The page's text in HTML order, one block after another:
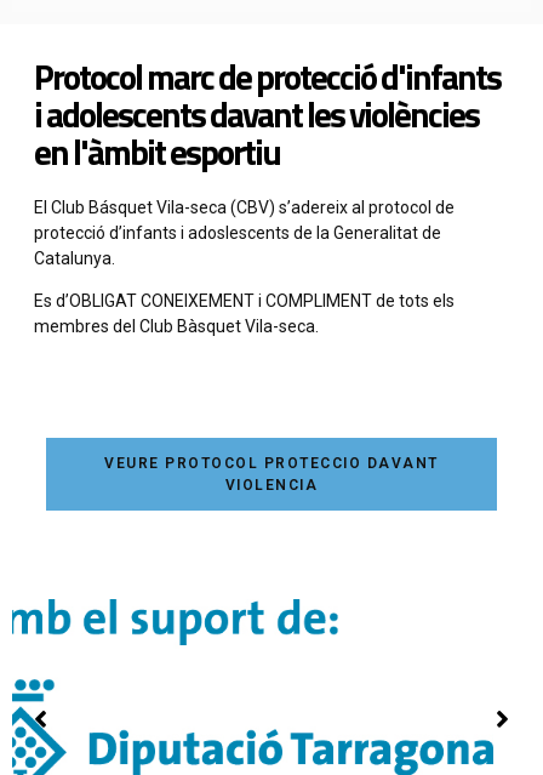
Protocol marc de protecció d'infants
i adolescents davant les violències
en l'àmbit esportiu
El Club Básquet Vila-seca (CBV) s’adereix al protocol de
protecció d’infants i adoslescents de la Generalitat de
Catalunya.
Es d’OBLIGAT CONEIXEMENT i COMPLIMENT de tots els
membres del Club Bàsquet Vila-seca.
VEURE PROTOCOL PROTECCIO DAVANT
VIOLENCIA